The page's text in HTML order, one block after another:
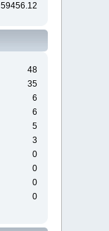
59456.12
48
35
6
6
5
3
0
0
0
0